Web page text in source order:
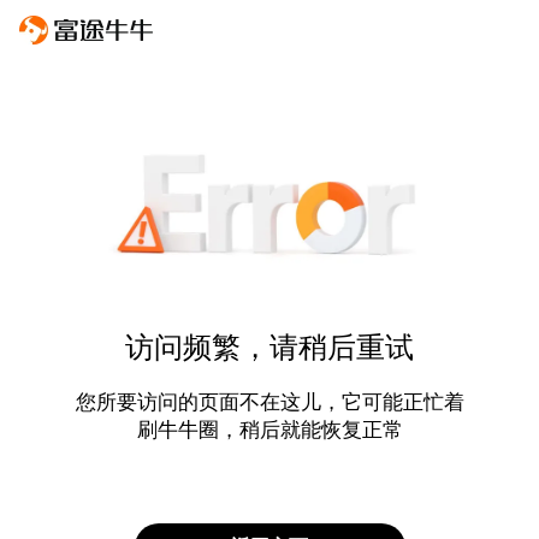
访问频繁，请稍后重试
您所要访问的页面不在这儿，它可能正忙着
刷牛牛圈，稍后就能恢复正常